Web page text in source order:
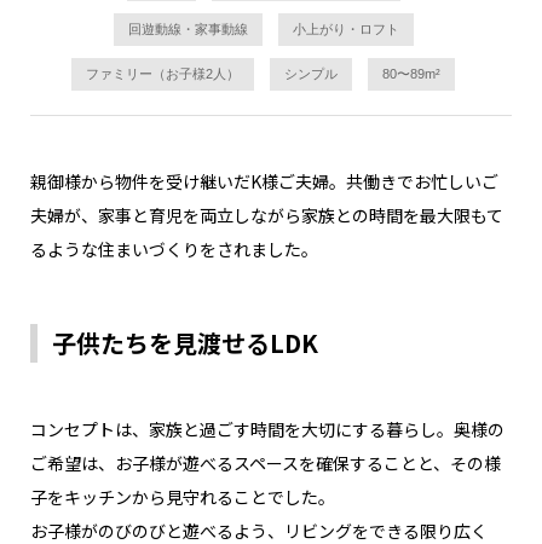
親御様から物件を受け継いだK様ご夫婦。共働きでお忙しいご
夫婦が、家事と育児を両立しながら家族との時間を最大限もて
るような住まいづくりをされました。
子供たちを見渡せるLDK
コンセプトは、家族と過ごす時間を大切にする暮らし。奥様の
ご希望は、お子様が遊べるスペースを確保することと、その様
子をキッチンから見守れることでした。
お子様がのびのびと遊べるよう、リビングをできる限り広く
回遊動線・家事動線 小上がり・ロフト
ファミリー（お子様2人） シンプル 80〜89m²